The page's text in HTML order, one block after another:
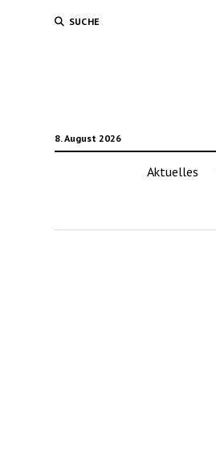
SUCHE
8. August 2026
Aktuelles